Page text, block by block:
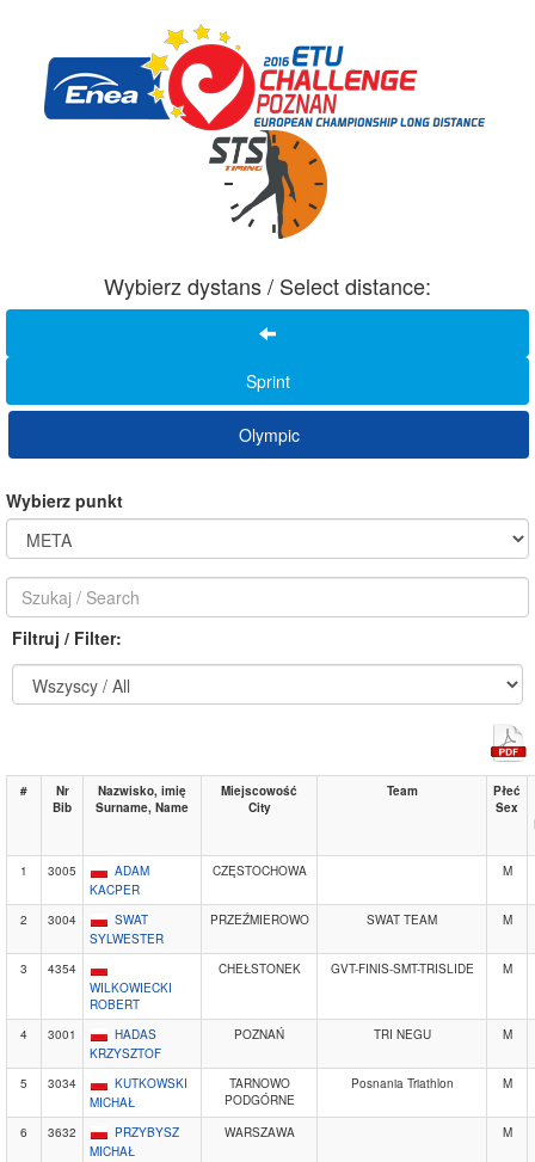
Wybierz dystans / Select distance:
Sprint
Olympic
Wybierz punkt
Filtruj / Filter:
#
Nr
Bib
Nazwisko, imię
Surname, Name
Miejscowość
City
Team
Płeć
Sex
1 3005
ADAM
KACPER
CZĘSTOCHOWA M
2 3004
SWAT
SYLWESTER
PRZEŹMIEROWO SWAT TEAM M
3
4354
WILKOWIECKI
ROBERT
CHEŁSTONEK GVT-FINIS-SMT-TRISLIDE M
4 3001
HADAS
KRZYSZTOF
POZNAŃ TRI NEGU M
5 3034
KUTKOWSKI
MICHAŁ
TARNOWO
PODGÓRNE
Posnania Triathlon M
6 3632
PRZYBYSZ
MICHAŁ
WARSZAWA M